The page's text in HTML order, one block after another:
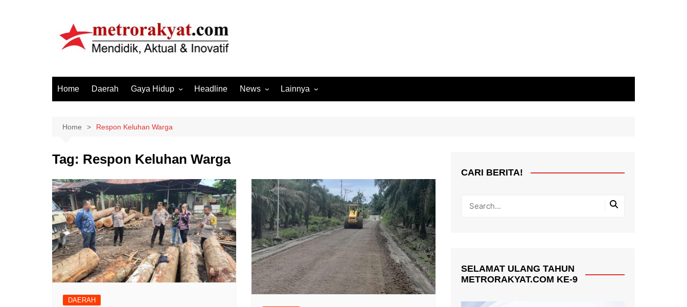
Home Daerah Gaya Hidup
Hiburan
Olahraga
Otomotif
Sosial & Budaya
Headline News
Megapolitan
Nasional
Ormas
Peristiwa
Polisi Kita
Politik
Samosir
TNI Merakyat
Lainnya
Pendidikan
Sumut
Tokoh
Wisata
Home Respon Keluhan Warga
Tag: Respon Keluhan Warga
DAERAH
CARI BERITA!
SELAMAT ULANG TAHUN
METRORAKYAT.COM KE-9